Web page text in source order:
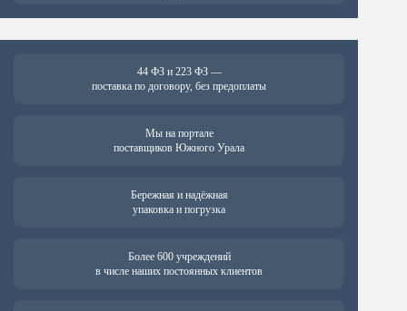
44 ФЗ и 223 ФЗ —
поставка по договору, без предоплаты
Мы на портале
поставщиков Южного Урала
Бережная и надёжная
упаковка и погрузка
Более 600 учреждений
в числе наших постоянных клиентов